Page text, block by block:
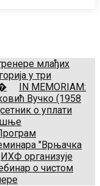
млађих
у три
IN MEMORIAM:
Вучко (1958
о уплати
"Врњачка
ИХФ организује
о чистом